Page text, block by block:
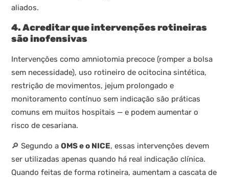
aliados.
4. Acreditar que intervenções rotineiras
são inofensivas
Intervenções como amniotomia precoce (romper a bolsa
sem necessidade), uso rotineiro de ocitocina sintética,
restrição de movimentos, jejum prolongado e
monitoramento contínuo sem indicação são práticas
comuns em muitos hospitais — e podem aumentar o
risco de cesariana.
🔎 Segundo aOMS e o NICE, essas intervenções devem
ser utilizadas apenas quando há real indicação clínica.
Quando feitas de forma rotineira, aumentam a cascata de